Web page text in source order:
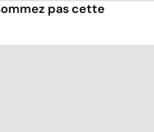
pas cette